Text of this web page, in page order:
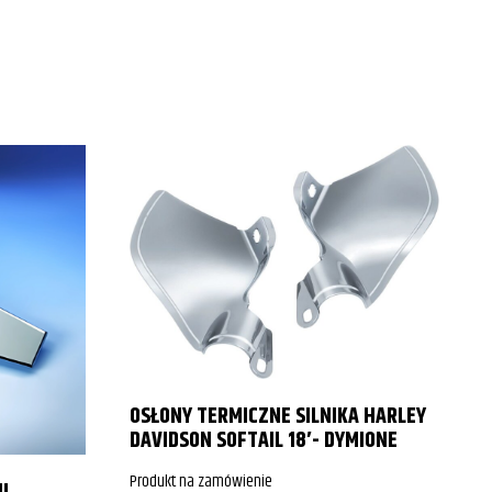
2003
2004
2005
1999
OSŁONY TERMICZNE SILNIKA HARLEY
DAVIDSON SOFTAIL 18′- DYMIONE
Produkt na zamówienie